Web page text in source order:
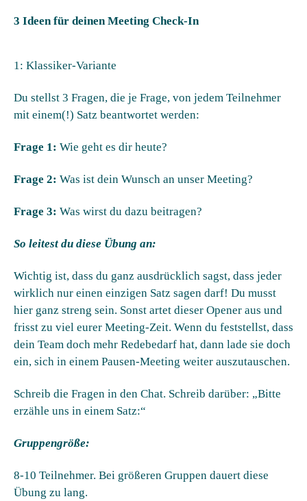
3 Ideen für deinen Meeting Check-In
1: Klassiker-Variante​
Du stellst 3 Fragen, die je Frage, von jedem Teilnehmer
mit einem(!) Satz beantwortet werden:
Frage 1: Wie geht es dir heute?
Frage 2: Was ist dein Wunsch an unser Meeting?
Frage 3: Was wirst du dazu beitragen?
So leitest du diese Übung an:
Wichtig ist, dass du ganz ausdrücklich sagst, dass jeder
wirklich nur einen einzigen Satz sagen darf! Du musst
hier ganz streng sein. Sonst artet dieser Opener aus und
frisst zu viel eurer Meeting-Zeit. Wenn du feststellst, dass
dein Team doch mehr Redebedarf hat, dann lade sie doch
ein, sich in einem Pausen-Meeting weiter auszutauschen.
Schreib die Fragen in den Chat. Schreib darüber: „Bitte
erzähle uns in einem Satz:“
Gruppengröße:
8-10 Teilnehmer. Bei größeren Gruppen dauert diese
Übung zu lang.